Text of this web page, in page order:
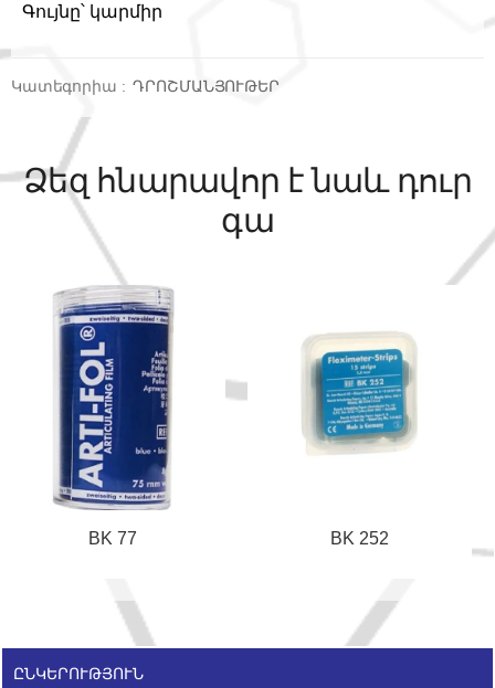
Գույնը՝ կարմիր
Կատեգորիա : ԴՐՈՇՄԱՆՅՈՒԹԵՐ
Ձեզ հնարավոր է նաև դուր
գա
BK 77 BK 252
ԸՆԿԵՐՈՒԹՅՈՒՆ